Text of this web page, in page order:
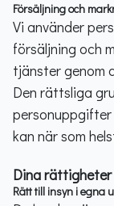
Försäljning och
Vi använder
försäljning och
tjänster genom
Den rättsliga
kan när som
Dina rättigheter
Rätt till insyn i egna